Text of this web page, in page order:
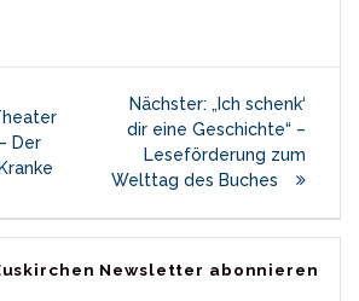
Der
Nächster: Nächster
Beitrag:
„Ich schenk‘
dir eine Geschichte“ –
Leseförderung zum
Welttag des Buches
Newsletter abonnieren